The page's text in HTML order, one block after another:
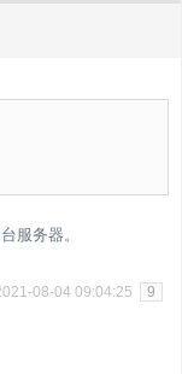
服务器。
08-04 09:04:25 9